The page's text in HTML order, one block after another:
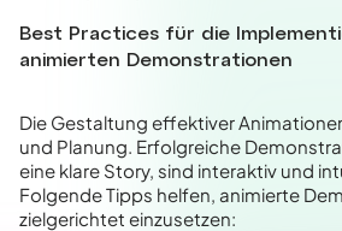
Best Practices für die
animierten Demonstrationen
Die Gestaltung effektiver
und Planung. Erfolgreiche
eine klare Story, sind interaktiv und
Folgende Tipps helfen, animierte
zielgerichtet einzusetzen: